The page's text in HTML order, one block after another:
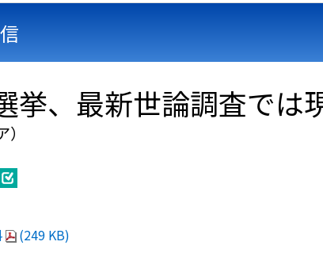
挙、最新世論調査では
(249 KB)